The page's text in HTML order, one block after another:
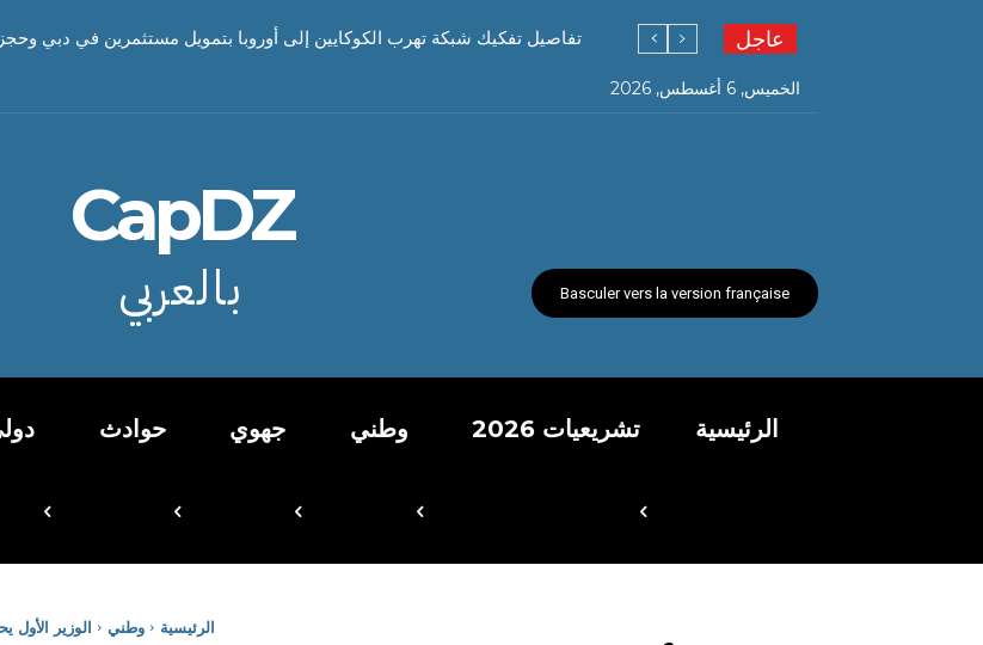
عاجل تفاصيل تفكيك شبكة تهرب الكوكايين إلى أوروبا بتمويل مستثمرين في دبي وحجز 21 طنا كوكايين
الخميس, 6 أغسطس, 2026
Basculer vers la version française
CapDZ
بالعربي
الرئيسية تشريعيات 2026 وطني جهوي حوادث
الرئيسية وطني الوزير